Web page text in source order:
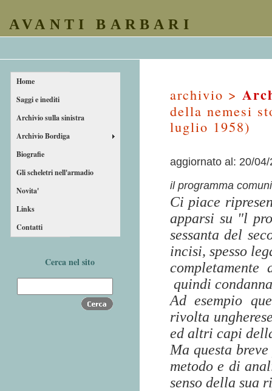
AVANTI BARBARI
Home
Saggi e inediti
Archivio sulla sinistra
Archivio Bordiga
Biografie
Gli scheletri nell'armadio
Novita'
Links
Contatti
Cerca nel sito
archivio >
della nemesi
luglio 1958)
aggiornato al: 20/04/
il programma
Ci piace
apparsi su "l
sessanta del
incisi, spesso
quindi
Ad esempio
rivolta
ed altri capi
Ma questa
metodo e di
senso della sua